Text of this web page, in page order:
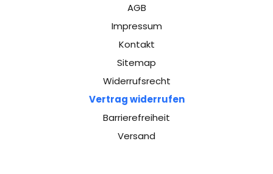
AGB
Impressum
Kontakt
Sitemap
Widerrufsrecht
Vertrag widerrufen
Barrierefreiheit
Versand